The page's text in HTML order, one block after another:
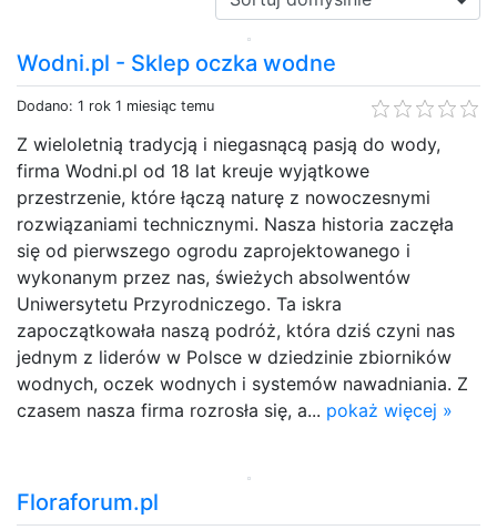
Wodni.pl - Sklep oczka wodne
Dodano: 1 rok 1 miesiąc temu
Z wieloletnią tradycją i niegasnącą pasją do wody,
firma Wodni.pl od 18 lat kreuje wyjątkowe
przestrzenie, które łączą naturę z nowoczesnymi
rozwiązaniami technicznymi. Nasza historia zaczęła
się od pierwszego ogrodu zaprojektowanego i
wykonanym przez nas, świeżych absolwentów
Uniwersytetu Przyrodniczego. Ta iskra
zapoczątkowała naszą podróż, która dziś czyni nas
jednym z liderów w Polsce w dziedzinie zbiorników
wodnych, oczek wodnych i systemów nawadniania. Z
czasem nasza firma rozrosła się, a... pokaż więcej »
Floraforum.pl